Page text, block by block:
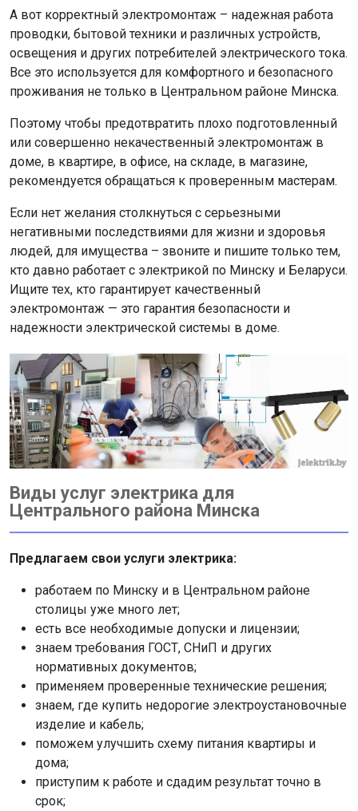
А вот корректный электромонтаж – надежная работа
проводки, бытовой техники и различных устройств,
освещения и других потребителей электрического тока.
Все это используется для комфортного и безопасного
проживания не только в Центральном районе Минска.
Поэтому чтобы предотвратить плохо подготовленный
или совершенно некачественный электромонтаж в
доме, в квартире, в офисе, на складе, в магазине,
рекомендуется обращаться к проверенным мастерам.
Если нет желания столкнуться с серьезными
негативными последствиями для жизни и здоровья
людей, для имущества – звоните и пишите только тем,
кто давно работает с электрикой по Минску и Беларуси.
Ищите тех, кто гарантирует качественный
электромонтаж — это гарантия безопасности и
надежности электрической системы в доме.
Виды услуг электрика для
Центрального района Минска
Предлагаем свои услуги электрика:
работаем по Минску и в Центральном районе
столицы уже много лет;
есть все необходимые допуски и лицензии;
знаем требования ГОСТ, СНиП и других
нормативных документов;
применяем проверенные технические решения;
знаем, где купить недорогие электроустановочные
изделие и кабель;
поможем улучшить схему питания квартиры и
дома;
приступим к работе и сдадим результат точно в
срок;